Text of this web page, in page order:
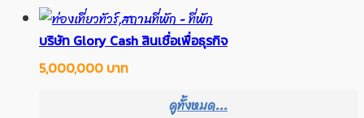
บริษัท Glory Cash สินเชื่อเพื่อธุรกิจ
5,000,000 บาท
ดูทั้งหมด...